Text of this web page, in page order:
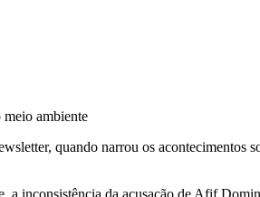
ambiente
quando narrou os
inconsistência da acusação de Afif